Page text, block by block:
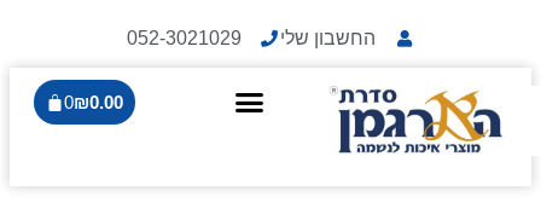
החשבון שלי 052-3021029
₪0.00
0